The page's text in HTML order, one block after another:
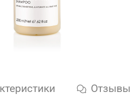
Отзывы